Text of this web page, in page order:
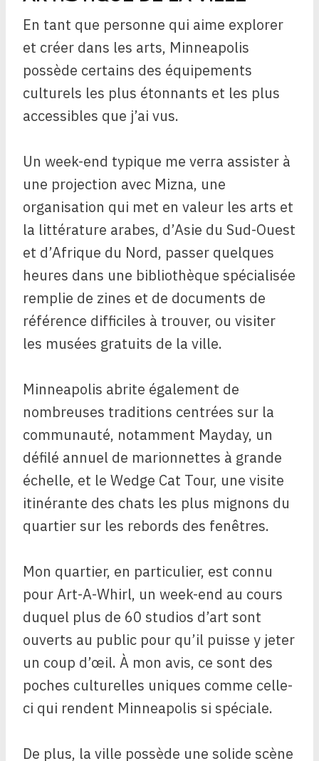
En tant que personne qui aime explorer
et créer dans les arts, Minneapolis
possède certains des équipements
culturels les plus étonnants et les plus
accessibles que j’ai vus.
Un week-end typique me verra assister à
une projection avec Mizna, une
organisation qui met en valeur les arts et
la littérature arabes, d’Asie du Sud-Ouest
et d’Afrique du Nord, passer quelques
heures dans une bibliothèque spécialisée
remplie de zines et de documents de
référence difficiles à trouver, ou visiter
les musées gratuits de la ville.
Minneapolis abrite également de
nombreuses traditions centrées sur la
communauté, notamment Mayday, un
défilé annuel de marionnettes à grande
échelle, et le Wedge Cat Tour, une visite
itinérante des chats les plus mignons du
quartier sur les rebords des fenêtres.
Mon quartier, en particulier, est connu
pour Art-A-Whirl, un week-end au cours
duquel plus de 60 studios d’art sont
ouverts au public pour qu’il puisse y jeter
un coup d’œil. À mon avis, ce sont des
poches culturelles uniques comme celle-
ci qui rendent Minneapolis si spéciale.
De plus, la ville possède une solide scène